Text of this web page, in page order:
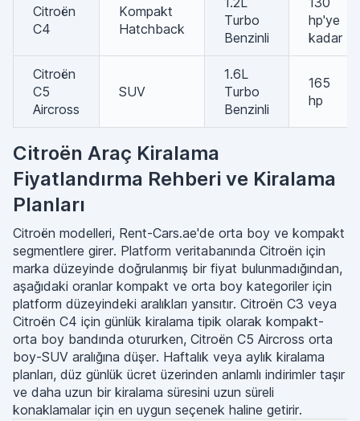
Citroën
C4
Kompakt
Hatchback
Turbo
Benzinli
hp'ye
kadar
Citroën
C5
Aircross
SUV
1.6L
Turbo
Benzinli
165
hp
Citroën Araç Kiralama
Fiyatlandırma Rehberi ve Kiralama
Planları
Citroën modelleri, Rent-Cars.ae'de orta boy ve kompakt
segmentlere girer. Platform veritabanında Citroën için
marka düzeyinde doğrulanmış bir fiyat bulunmadığından,
aşağıdaki oranlar kompakt ve orta boy kategoriler için
platform düzeyindeki aralıkları yansıtır. Citroën C3 veya
Citroën C4 için günlük kiralama tipik olarak kompakt-
orta boy bandında otururken, Citroën C5 Aircross orta
boy-SUV aralığına düşer. Haftalık veya aylık kiralama
planları, düz günlük ücret üzerinden anlamlı indirimler taşır
ve daha uzun bir kiralama süresini uzun süreli
konaklamalar için en uygun seçenek haline getirir.